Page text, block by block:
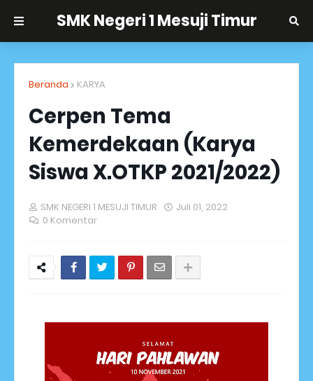
SMK Negeri 1 Mesuji Timur
Beranda KARYA
Cerpen Tema
Kemerdekaan (Karya
Siswa X.OTKP 2021/2022)
SMK NEGERI 1 MESUJI TIMUR
Juli 01, 2022
0 Komentar